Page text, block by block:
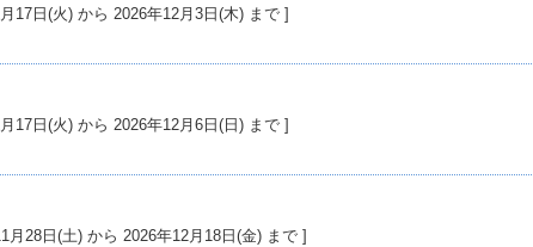
: 2026年11月17日(火) から 2026年12月3日(木) まで ]
: 2026年11月17日(火) から 2026年12月6日(日) まで ]
間: 2026年11月28日(土) から 2026年12月18日(金) まで ]